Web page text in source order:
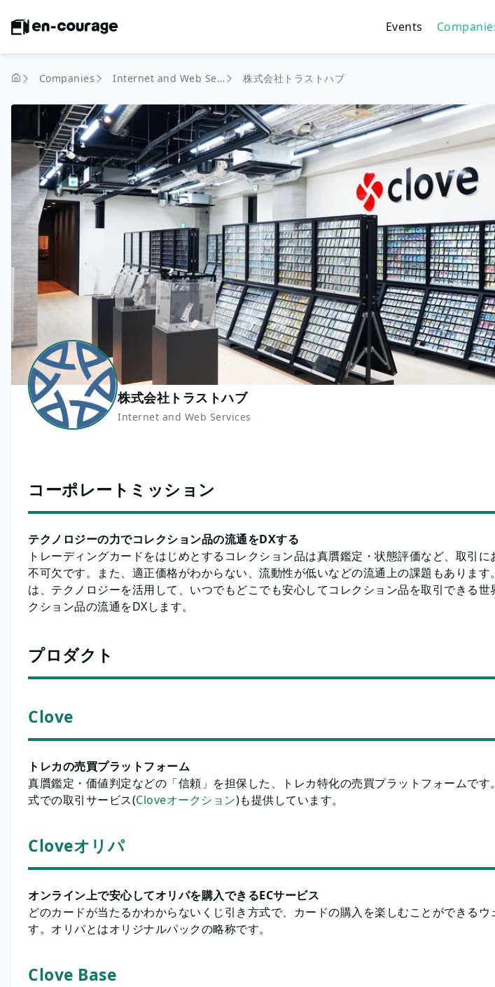
Events
home Companies Internet and Web Services 株式会社トラストハブ
株式会社トラストハブ
Internet and Web Services
コーポレートミッション
テクノロジーの力でコレクション品の流通をDXする
トレーディングカードをはじめとするコレクション品は真贋鑑定・状態評価など、取引
不可欠です。また、適正価格がわからない、流動性が低いなどの流通上の課題もあります
は、テクノロジーを活用して、いつでもどこでも安心してコレクション品を取引できる世
クション品の流通をDXします。
プロダクト
Clove
トレカの売買プラットフォーム
真贋鑑定・価値判定などの「信頼」を担保した、トレカ特化の売買プラットフォームです
式での取引サービス(Cloveオークション)も提供しています。 ​
Cloveオリパ
オンライン上で安心してオリパを購入できるECサービス
どのカードが当たるかわからないくじ引き方式で、カードの購入を楽しむことができるウ
す。オリパとはオリジナルパックの略称です。 ​
Clove Base